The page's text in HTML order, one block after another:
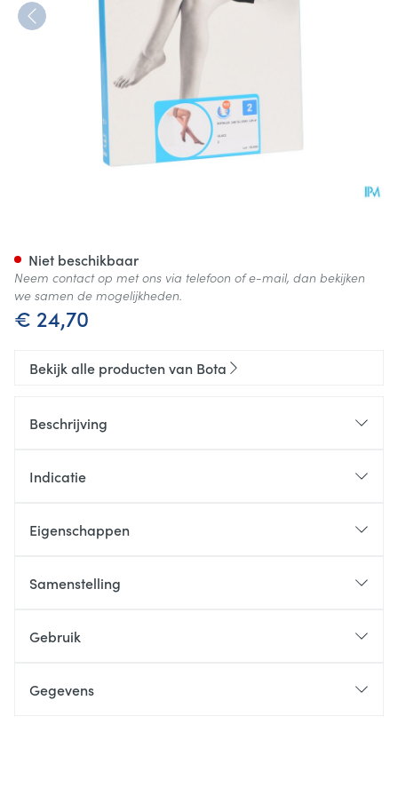
€ 24,70
Niet beschikbaar
Neem contact op met ons via telefoon of e-mail, dan bekijken
we samen de mogelijkheden.
Bekijk alle producten van Bota
Beschrijving
Indicatie
Eigenschappen
Samenstelling
Gebruik
Gegevens